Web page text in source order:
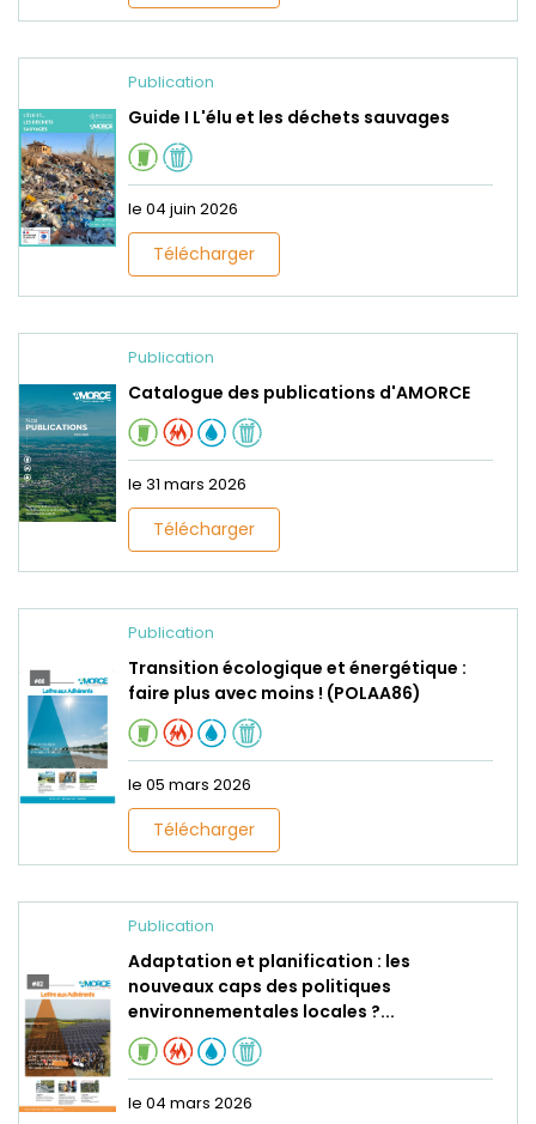
Publication
Guide I L'élu et les déchets sauvages
le 04 juin 2026
Télécharger
Publication
Catalogue des publications d'AMORCE
le 31 mars 2026
Télécharger
Publication
Transition écologique et énergétique :
faire plus avec moins ! (POLAA86)
le 05 mars 2026
Télécharger
Publication
Adaptation et planification : les
nouveaux caps des politiques
environnementales locales ?...
le 04 mars 2026